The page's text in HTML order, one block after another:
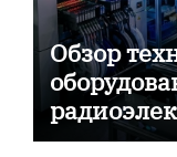
Обзор